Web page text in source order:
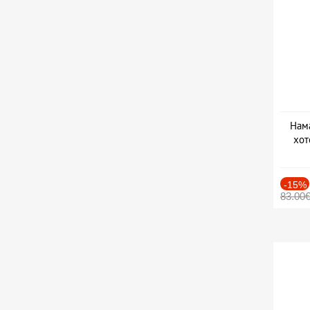
-15%
83.00€